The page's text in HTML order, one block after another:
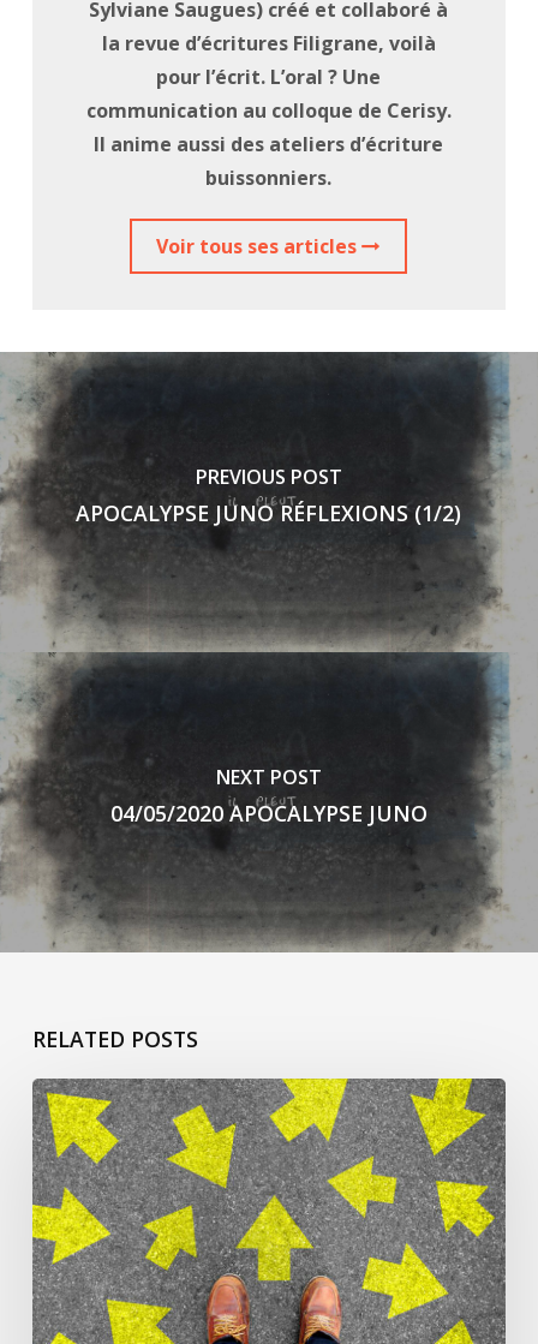
Sylviane Saugues) créé et collaboré à
la revue d’écritures Filigrane, voilà
pour l’écrit. L’oral ? Une
communication au colloque de Cerisy.
Il anime aussi des ateliers d’écriture
buissonniers.
Voir tous ses articles
PREVIOUS POST
APOCALYPSE JUNO RÉFLEXIONS (1/2)
NEXT POST
04/05/2020 APOCALYPSE JUNO
RELATED POSTS
ça
commence
pour
Jacqueline
L’h